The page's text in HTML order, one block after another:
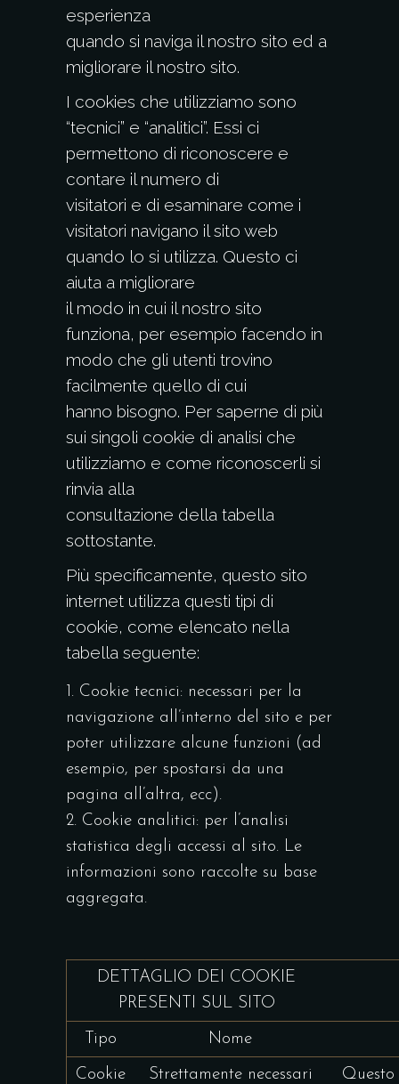
esperienza
quando si naviga il nostro sito ed a
migliorare il nostro sito.
I cookies che utilizziamo sono
“tecnici” e “analitici”. Essi ci
permettono di riconoscere e
contare il numero di
visitatori e di esaminare come i
visitatori navigano il sito web
quando lo si utilizza. Questo ci
aiuta a migliorare
il modo in cui il nostro sito
funziona, per esempio facendo in
modo che gli utenti trovino
facilmente quello di cui
hanno bisogno. Per saperne di più
sui singoli cookie di analisi che
utilizziamo e come riconoscerli si
rinvia alla
consultazione della tabella
sottostante.
Più specificamente, questo sito
internet utilizza questi tipi di
cookie, come elencato nella
tabella seguente:
Cookie tecnici: necessari per la
navigazione all’interno del sito e per
poter utilizzare alcune funzioni (ad
esempio, per spostarsi da una
pagina all’altra, ecc).
Cookie analitici: per l’analisi
statistica degli accessi al sito. Le
informazioni sono raccolte su base
aggregata.
DETTAGLIO DEI COOKIE
PRESENTI SUL SITO
Tipo Nome
Cookie
Strettamente necessari